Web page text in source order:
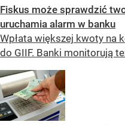
Fiskus może sprawdzić
uruchamia alarm w banku
Wpłata większej kwoty na
do GIIF. Banki monitorują